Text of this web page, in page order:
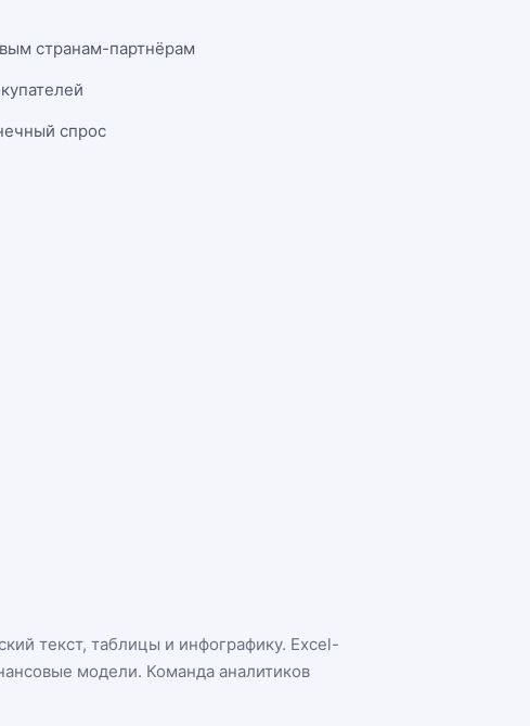
странам-партнёрам
спрос
текст, таблицы и инфографику. Excel-
модели. Команда аналитиков